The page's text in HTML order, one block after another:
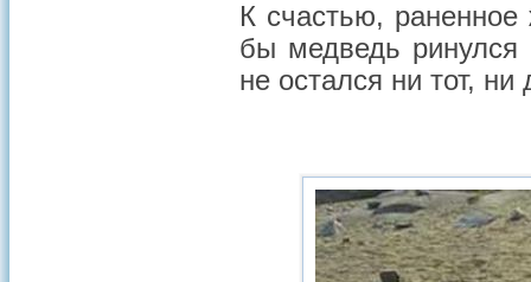
К счастью, раненное
бы медведь
не остался ни тот, ни